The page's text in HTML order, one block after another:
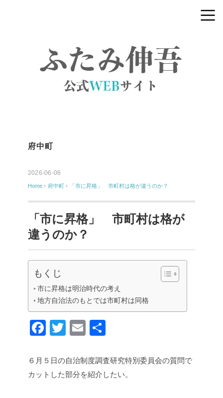
府中町
2026-06-06
Home › 府中町 › 「市に昇格」 市町村は格が違うのか？
「市に昇格」 市町村は格が
違うのか？
もくじ
市に昇格は明治時代の考え
地方自治法のもとでは市町村は同格
F
c
e
T
tt
er
E
ail
６月５日の自治制度調査研究特別委員会の質問で
カットした部分を紹介したい。